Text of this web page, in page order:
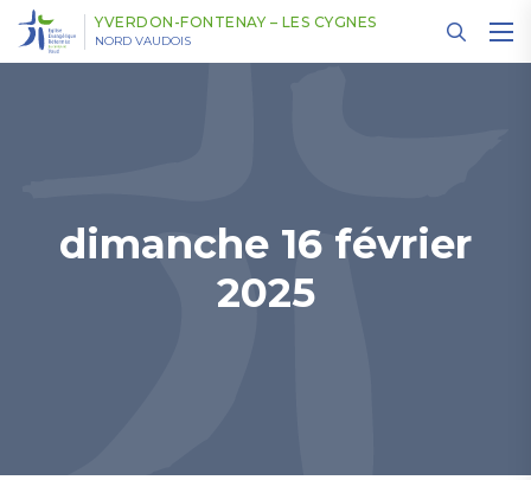
YVERDON-FONTENAY – LES CYGNES
NORD VAUDOIS
dimanche 16 février
2025
Panneau de gestion des cookies